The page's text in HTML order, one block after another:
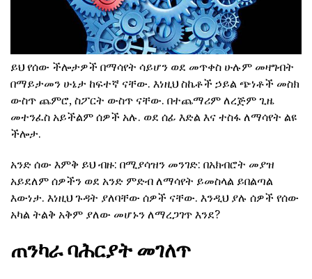
ይህ የሰው ችሎታዎች በማሳየት ሳይሆን ወደ መጥቀስ ሁሉም መዛግብት
በማይታመን ሁኔታ ከፍተኛ ናቸው. እነዚህ ስኬቶች ኃይል ጭነቶች መስክ
ውስጥ ጨምሮ, ስፖርት ውስጥ ናቸው. በተጨማሪም ለረጅም ጊዜ
መተንፈስ አይችልም ሰዎች አሉ. ወደ ሰፊ እድል እና ተስፋ ለማሳየት ልዩ
ችሎታ.
አንድ ሰው እምቅ ይህ ብዙ: በሚያሳዝን መንገድ: በአክብሮት መያዝ
አይደለም ሰዎችን ወደ አንድ ምድብ ለማሳየት ይመስላል ይበልጣል
እውነታ. እነዚህ ጉዳት ያለባቸው ሰዎች ናቸው. እንዲህ ያሉ ሰዎች የሰው
አካል ትልቅ አቅም ያለው መሆኑን ለማረጋገጥ እንደ?
ጠንካራ ባሕርያት መገለጥ